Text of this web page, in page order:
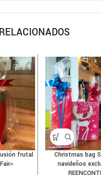
frutal
Christmas bag
navideños